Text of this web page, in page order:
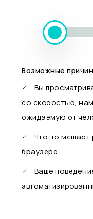
Возможные
Вы
со скоростью,
ожидаемую от
Что-то мешает
браузере
Ваше